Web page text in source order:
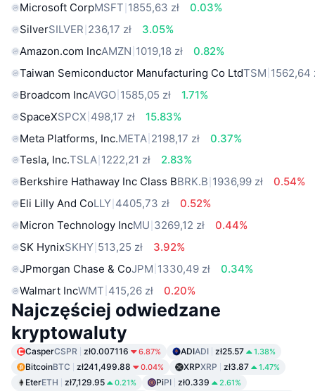
Microsoft CorpMSFT 1855,63 zł
0.03%
SilverSILVER 236,17 zł
3.05%
Amazon.com IncAMZN 1019,18 zł
0.82%
Taiwan Semiconductor Manufacturing Co LtdTSM 1562,64
Broadcom IncAVGO 1585,05 zł
1.71%
SpaceXSPCX 498,17 zł
15.83%
Meta Platforms, Inc.META 2198,17 zł
0.37%
Tesla, Inc.TSLA 1222,21 zł
2.83%
Berkshire Hathaway Inc Class BBRK.B 1936,99 zł
0.54%
Eli Lilly And CoLLY 4405,73 zł
0.52%
Micron Technology IncMU 3269,12 zł
0.44%
SK HynixSKHY 513,25 zł
3.92%
JPmorgan Chase & CoJPM 1330,49 zł
0.34%
Walmart IncWMT 415,26 zł 0.20%
Najczęściej odwiedzane
kryptowaluty
CasperCSPR zł0.007116 6.87% ADIADI zł25.57 1.38%
BitcoinBTC zł241,499.88 0.04% XRPXRP zł3.87 1.47%
EterETH zł7,129.95 0.21% PiPI zł0.339 2.61%